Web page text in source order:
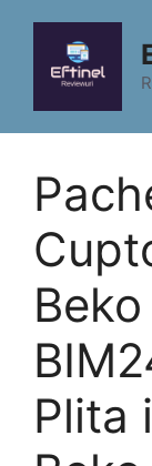
conținut
Beko
Plita